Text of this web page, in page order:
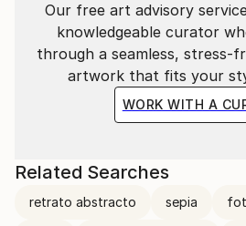
elegante, pasando por un
sobre plano o Expresionismo
dejar el Arte FOTOGRÁFICO “ Calles del mundo” o “
Gente Conceptual” “ Los
alma" " Flores con arte " "
AIRE y muchas otras obras
Somos las Artistas Cris Acqua y
extensos recorridos y
Así lo expresan Coleccionistas
Our free art advisory
knowledgeable curator
through a seamless, stress-
artwork that fits your
WORK WITH A
Related Searches
retrato abstracto sepia